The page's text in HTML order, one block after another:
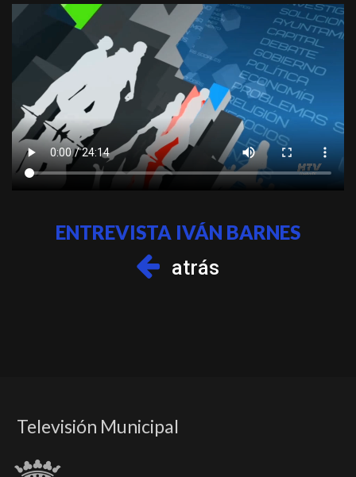
ENTREVISTA IVÁN BARNES
atrás
Televisión Municipal